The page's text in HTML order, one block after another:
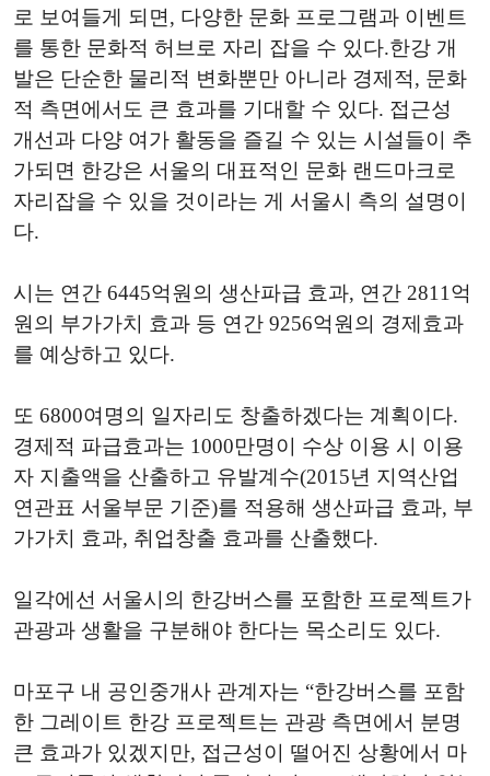
로 보여들게 되면, 다양한 문화 프로그램과 이벤트
를 통한 문화적 허브로 자리 잡을 수 있다.한강 개
발은 단순한 물리적 변화뿐만 아니라 경제적, 문화
적 측면에서도 큰 효과를 기대할 수 있다. 접근성
개선과 다양 여가 활동을 즐길 수 있는 시설들이 추
가되면 한강은 서울의 대표적인 문화 랜드마크로
자리잡을 수 있을 것이라는 게 서울시 측의 설명이
다.
시는 연간 6445억원의 생산파급 효과, 연간 2811억
원의 부가가치 효과 등 연간 9256억원의 경제효과
를 예상하고 있다.
또 6800여명의 일자리도 창출하겠다는 계획이다.
경제적 파급효과는 1000만명이 수상 이용 시 이용
자 지출액을 산출하고 유발계수(2015년 지역산업
연관표 서울부문 기준)를 적용해 생산파급 효과, 부
가가치 효과, 취업창출 효과를 산출했다.
일각에선 서울시의 한강버스를 포함한 프로젝트가
관광과 생활을 구분해야 한다는 목소리도 있다.
마포구 내 공인중개사 관계자는 “한강버스를 포함
한 그레이트 한강 프로젝트는 관광 측면에서 분명
큰 효과가 있겠지만, 접근성이 떨어진 상황에서 마